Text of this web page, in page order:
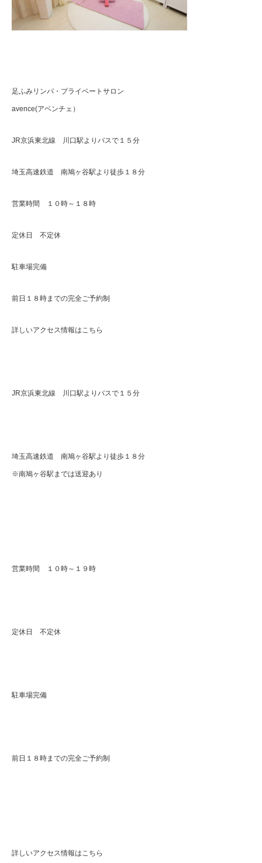
足ふみリンパ・プライベートサロン
avence(アベンチェ）
JR京浜東北線 川口駅よりバスで１５分
埼玉高速鉄道 南鳩ヶ谷駅より徒歩１８分
営業時間 １０時～１８時
定休日 不定休
駐車場完備
前日１８時までの完全ご予約制
詳しいアクセス情報はこちら
JR京浜東北線 川口駅よりバスで１５分
埼玉高速鉄道 南鳩ヶ谷駅より徒歩１８分
※南鳩ヶ谷駅までは送迎あり
営業時間 １０時～１９時
定休日 不定休
駐車場完備
前日１８時までの完全ご予約制
詳しいアクセス情報はこちら